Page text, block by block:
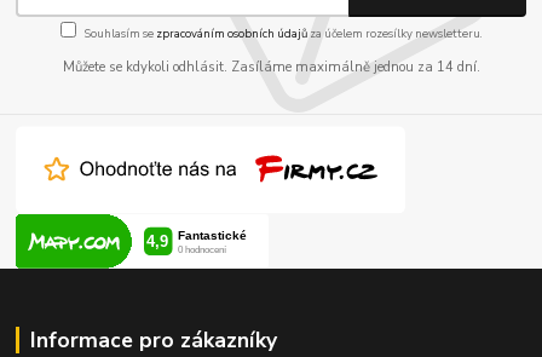
Souhlasím se zpracováním osobních údajůza účelem rozesílky newsletteru.
Můžete se kdykoli odhlásit. Zasíláme maximálně jednou za 14 dní.
Informace pro zákazníky